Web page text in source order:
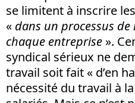
se limitent à inscrire
« dans un processus
chaque entreprise ».
syndical sérieux ne
travail soit fait « d’en
nécessité du travail à